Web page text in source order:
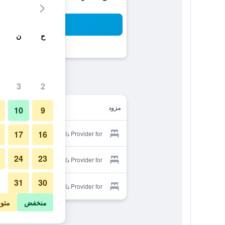
مزود
Provider for ذا لايون هوتل
Provider for ذا لايون هوتل
Provider for ذا لايون هوتل
ح ن
2
3
9
10
16
17
23
24
30
31
منخفض